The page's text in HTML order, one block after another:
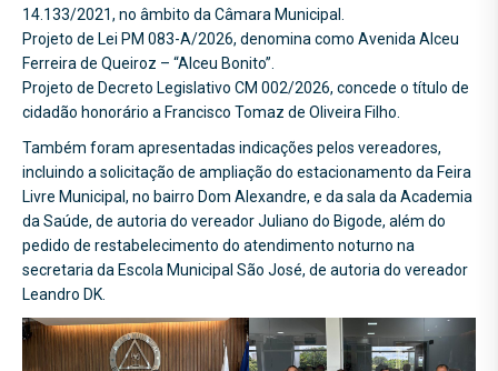
14.133/2021, no âmbito da Câmara Municipal.
Projeto de Lei PM 083-A/2026, denomina como Avenida Alceu
Ferreira de Queiroz – “Alceu Bonito”.
Projeto de Decreto Legislativo CM 002/2026, concede o título de
cidadão honorário a Francisco Tomaz de Oliveira Filho.
Também foram apresentadas indicações pelos vereadores,
incluindo a solicitação de ampliação do estacionamento da Feira
Livre Municipal, no bairro Dom Alexandre, e da sala da Academia
da Saúde, de autoria do vereador Juliano do Bigode, além do
pedido de restabelecimento do atendimento noturno na
secretaria da Escola Municipal São José, de autoria do vereador
Leandro DK.